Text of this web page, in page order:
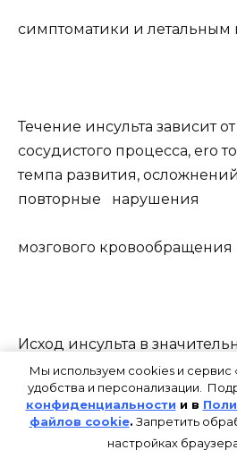
симптоматики и летальным
Течение инсульта зависит
сосудистого процесса, ero
темпа развития,
повторные нарушения
мозгового кровообращения
Исход инсульта в
определяется сроками
начала восстановительного
Максимальная
отмечается при
Мы используем cookies и сервис
удобства и персонализации.
конфиденциальности и в
файлов cookie. Запретить
настройках